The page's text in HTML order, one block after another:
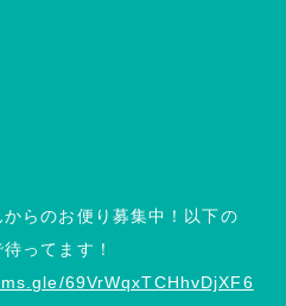
らのお便り募集中！以下の
ってます！
69VrWqxTCHhvDjXF6